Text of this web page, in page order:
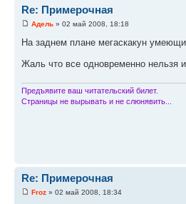
Re: Примерочная
Адель » 02 май 2008, 18:18
На заднем плане мегаскакун
Жаль что все одновременно нельзя
Предъявите ваш читательский билет.
Страницы не вырывать и не слюнявить...
Re: Примерочная
Froz » 02 май 2008, 18:34